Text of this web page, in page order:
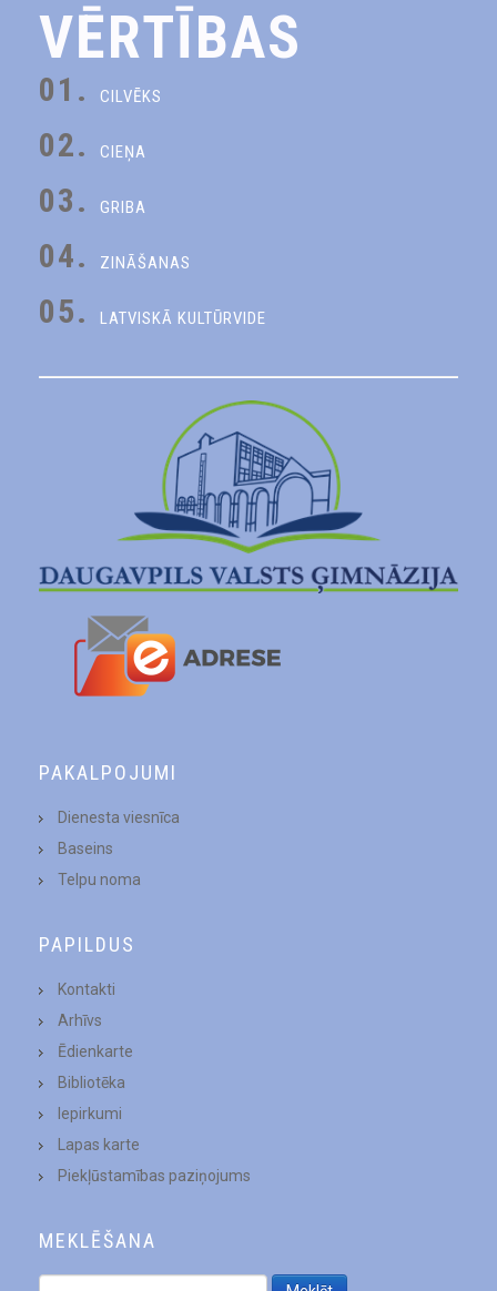
VĒRTĪBAS
01. CILVĒKS
02. CIEŅA
03. GRIBA
04. ZINĀŠANAS
05. LATVISKĀ KULTŪRVIDE
PAKALPOJUMI
Dienesta viesnīca
Baseins
Telpu noma
PAPILDUS
Kontakti
Arhīvs
Ēdienkarte
Bibliotēka
Iepirkumi
Lapas karte
Piekļūstamības paziņojums
MEKLĒŠANA